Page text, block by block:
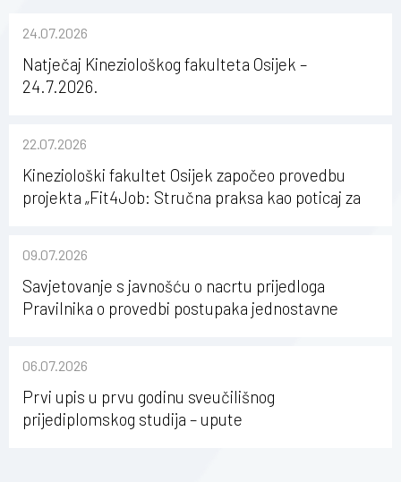
24.07.2026
Natječaj Kineziološkog fakulteta Osijek –
24.7.2026.
22.07.2026
Kineziološki fakultet Osijek započeo provedbu
projekta „Fit4Job: Stručna praksa kao poticaj za
09.07.2026
Savjetovanje s javnošću o nacrtu prijedloga
Pravilnika o provedbi postupaka jednostavne
Osijeku
06.07.2026
Prvi upis u prvu godinu sveučilišnog
prijediplomskog studija – upute